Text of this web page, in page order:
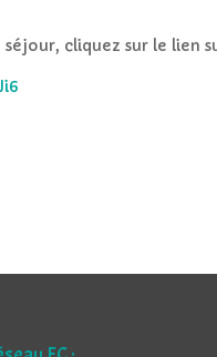
cliquez sur le lien